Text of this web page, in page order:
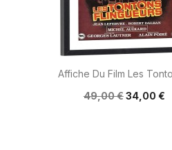
Aperçu rapide
Affiche Du Film Les
49,00 €34,00 €